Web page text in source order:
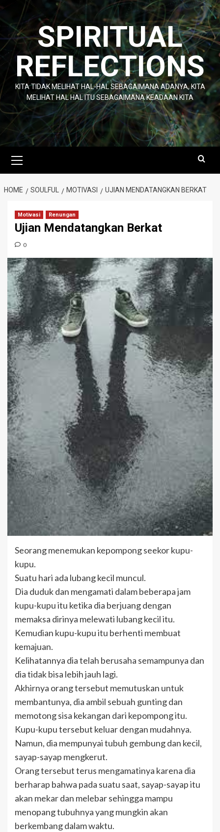
Skip
content
SPIRITUAL
REFLECTIONS
KITA TIDAK MELIHAT HAL-HAL SEBAGAIMANA ADANYA, KITA
MELIHAT HAL HAL ITU SEBAGAIMANA KEADAAN KITA
Menu
HOME SOULFUL MOTIVASI UJIAN MENDATANGKAN BERKAT
Motivasi Renungan
Ujian Mendatangkan Berkat
0
Seorang menemukan kepompong seekor kupu-
kupu.
Suatu hari ada lubang kecil muncul.
Dia duduk dan mengamati dalam beberapa jam
kupu-kupu itu ketika dia berjuang dengan
memaksa dirinya melewati lubang kecil itu.
Kemudian kupu-kupu itu berhenti membuat
kemajuan.
Kelihatannya dia telah berusaha semampunya dan
dia tidak bisa lebih jauh lagi.
Akhirnya orang tersebut memutuskan untuk
membantunya, dia ambil sebuah gunting dan
memotong sisa kekangan dari kepompong itu.
Kupu-kupu tersebut keluar dengan mudahnya.
Namun, dia mempunyai tubuh gembung dan kecil,
sayap-sayap mengkerut.
Orang tersebut terus mengamatinya karena dia
berharap bahwa pada suatu saat, sayap-sayap itu
akan mekar dan melebar sehingga mampu
menopang tubuhnya yang mungkin akan
berkembang dalam waktu.